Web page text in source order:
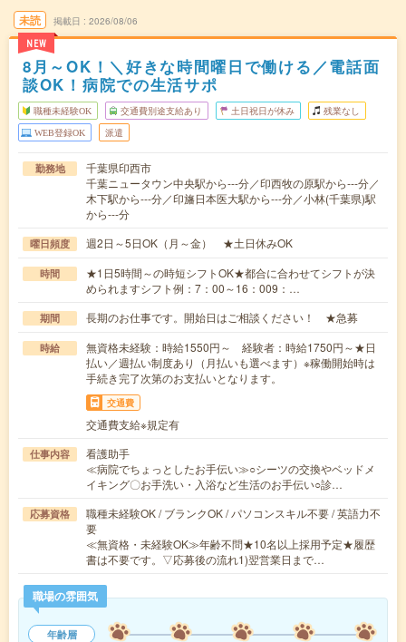
未読
NEW
掲載日 2026/08/06
8月～OK！＼好きな時間曜日で働ける／電話面
談OK！病院での生活サポ
職種未経験OK 交通費別途支給あり 土日祝日が休み 残業なし
WEB登録OK 派遣
勤務地
千葉県印西市
千葉ニュータウン中央駅から---分／印西牧の原駅から---分／
木下駅から---分／印旛日本医大駅から---分／小林(千葉県)駅
から---分
曜日頻度 週2日～5日OK（月～金） ★土日休みOK
時間
★1日5時間～の時短シフトOK★都合に合わせてシフトが決
められますシフト例：7：00～16：009：…
期間 長期のお仕事です。開始日はご相談ください！ ★急募
時給
無資格未経験：時給1550円～ 経験者：時給1750円～★日
払い／週払い制度あり（月払いも選べます）※稼働開始時は
手続き完了次第のお支払いとなります。
交通費
交通費支給※規定有
仕事内容
看護助手
≪病院でちょっとしたお手伝い≫○シーツの交換やベッドメ
イキング〇お手洗い・入浴など生活のお手伝い○診…
応募資格
職種未経験OK / ブランクOK / パソコンスキル不要 / 英語力不
要
≪無資格・未経験OK≫年齢不問★10名以上採用予定★履歴
書は不要です。▽応募後の流れ1)翌営業日まで…
職場の雰囲気
年齢層